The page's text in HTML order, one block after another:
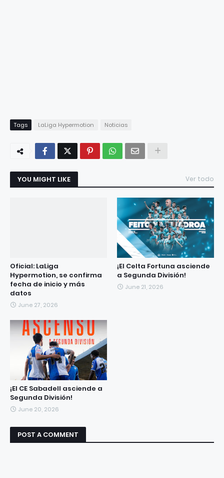
Tags LaLiga Hypermotion Noticias
YOU MIGHT LIKE Ver todo
Oficial: LaLiga
Hypermotion, se confirma
fecha de inicio y más
datos
June 27, 2026
¡El Celta Fortuna asciende
a Segunda División!
June 21, 2026
¡El CE Sabadell asciende a
Segunda División!
June 20, 2026
POST A COMMENT